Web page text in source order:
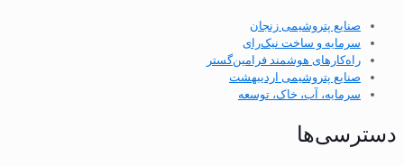
صنایع پتروشیمی زنجان
سرمایه و ساخت نیک‌رای
راه‌کارهای هوشمند فرامین‌گستر
صنایع پتروشیمی اردیبهشت
سرمایه، آب، خاک، توسعه
دسترسی‌ها